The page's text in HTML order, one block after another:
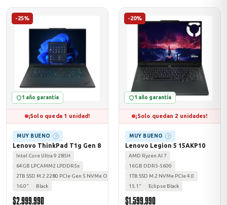
-25%
1 año garantía
¡Solo queda 1 unidad!
MUY BUENO ?
Lenovo ThinkPad T1g Gen 8
Intel Core Ultra 9 285H
64GB LPCAMM2 LPDDR5x
2TB SSD M.2 2280 PCIe Gen 5 NVMe Opal 2.0
16.0"
Black
$2.999.990
-20%
1 año garantía
¡Solo quedan 2 unidades!
MUY BUENO ?
Lenovo Legion 5 15AKP10
AMD Ryzen AI 7
16GB DDR5-5600
1TB SSD M.2 NVMe PCIe 4.0
15.1"
Eclipse Black
$1.599.990